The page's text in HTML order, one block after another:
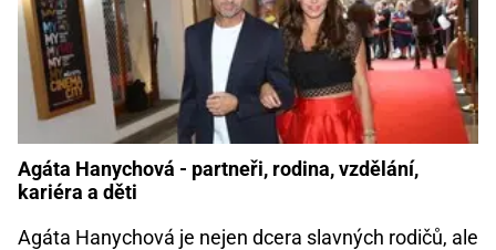
Agáta Hanychová - partneři, rodina, vzdělání,
kariéra a děti
Agáta Hanychová je nejen dcera slavných rodičů, ale